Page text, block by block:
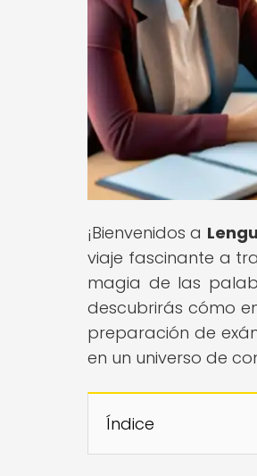
¡Bienvenidos a
viaje fascinante a
magia de las
descubrirás cómo
preparación de
en un universo de
Índice